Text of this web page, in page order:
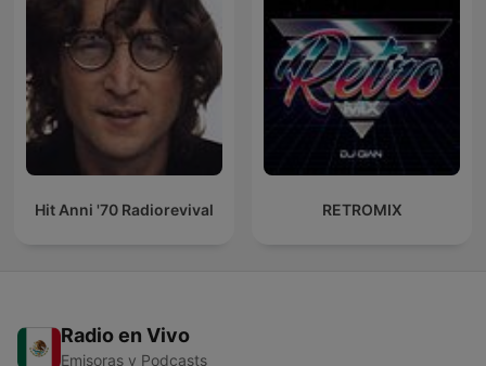
Hit Anni '70 Radiorevival RETROMIX
Radio en Vivo
Emisoras y Podcasts